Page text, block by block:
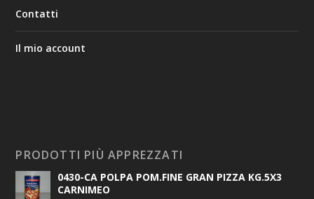
Contatti
Il mio account
PRODOTTI PIÙ APPREZZATI
0430-CA POLPA POM.FINE GRAN PIZZA KG.5X3
CARNIMEO